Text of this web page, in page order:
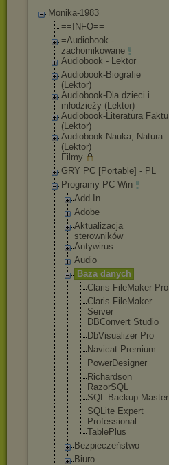
Monika-1983
==INFO==
=Audiobook -
zachomikowane
Audiobook - Lektor
Audiobook-Biografie
(Lektor)
Audiobook-Dla dzieci i
młodzieży (Lektor)
Audiobook-Literatura Faktu
(Lektor)
Audiobook-Nauka, Natura
(Lektor)
Filmy
GRY PC [Portable] - PL
Programy PC Win
Add-In
Adobe
Aktualizacja
sterowników
Antywirus
Audio
Baza danych
Claris FileMaker Pro
Claris FileMaker
Server
DBConvert Studio
DbVisualizer Pro
Navicat Premium
PowerDesigner
Richardson
RazorSQL
SQL Backup Master
SQLite Expert
Professiona
TablePlus
Bezpieczeństwo
Biuro